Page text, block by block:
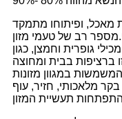
מאכל, ופיתוחו מתמקד
רב של טעמי מזון
גופרית וחמצן, כגון
ברציפות בבית ומחוצה
במגוון מזונות
בקר מלאכותי, חזיר, עוף